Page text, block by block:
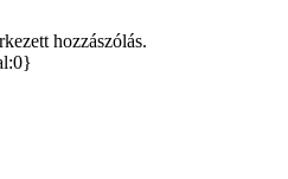
hozzászólás.